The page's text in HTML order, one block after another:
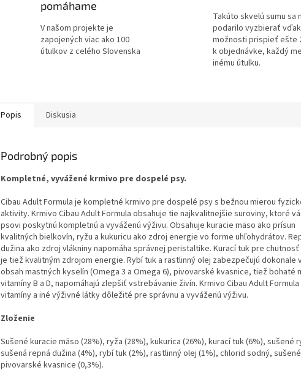
pomáhame
V našom projekte je
zapojených viac ako 100
útulkov z celého Slovenska
Takúto skvelú sumu sa
podarilo vyzbierať
možnosti prispieť ešte
k objednávke, každý
inému útulku.
Popis Diskusia
Podrobný popis
Kompletné, vyvážené krmivo pre dospelé psy.
Cibau Adult Formula je kompletné krmivo pre dospelé psy s bežnou mierou
aktivity. Krmivo Cibau Adult Formula obsahuje tie najkvalitnejšie suroviny, ktoré
psovi poskytnú kompletnú a vyváženú výživu. Obsahuje kuracie mäso ako prísun
kvalitných bielkovín, ryžu a kukuricu ako zdroj energie vo forme uhľohydrátov.
dužina ako zdroj vlákniny napomáha správnej peristaltike. Kuracítuk pre
je tiež kvalitným zdrojom energie. Rybí tuk a rastlinný olej zabezpečujú dokonale
obsah mastných kyselín (Omega 3 a Omega 6), pivovarské kvasnice, tiež bohaté
vitamíny B a D, napomáhajú zlepšiť vstrebávanie živín. Krmivo Cibau Adult Formula
vitamíny a iné výživné látky dôležité pre správnu a vyváženú výživu.
Zloženie
Sušené kuracie mäso (28%), ryža (28%), kukurica (26%), kurací tuk (6%), sušené
sušená repná dužina (4%), rybí tuk (2%), rastlinný olej (1%), chlorid sodný, sušené
pivovarské kvasnice (0,3%).